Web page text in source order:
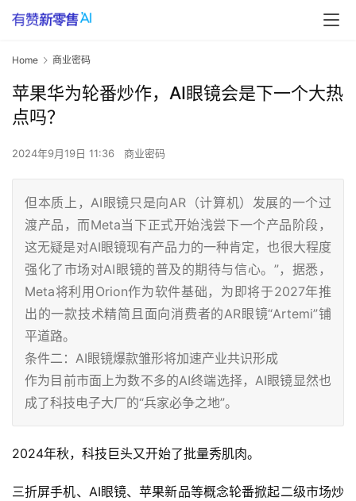
Home 商业密码
苹果华为轮番炒作，AI眼镜会是下一个大热
点吗？
2024年9月19日 11:36 商业密码
但本质上，AI眼镜只是向AR（计算机）发展的一个过
渡产品，而Meta当下正式开始浅尝下一个产品阶段，
这无疑是对AI眼镜现有产品力的一种肯定，也很大程度
强化了市场对AI眼镜的普及的期待与信心。”，据悉，
Meta将利用Orion作为软件基础，为即将于2027年推
出的一款技术精简且面向消费者的AR眼镜“Artemi”铺
平道路。
条件二：AI眼镜爆款雏形将加速产业共识形成
作为目前市面上为数不多的AI终端选择，AI眼镜显然也
成了科技电子大厂的“兵家必争之地”。
2024年秋，科技巨头又开始了批量秀肌肉。
三折屏手机、AI眼镜、苹果新品等概念轮番掀起二级市场炒